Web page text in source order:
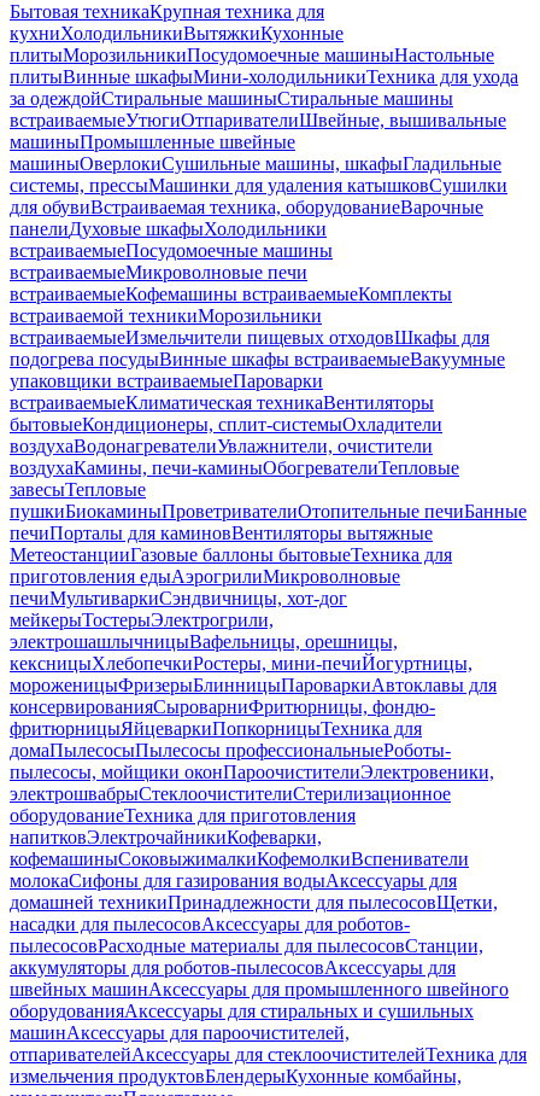
Бытовая техникаКрупная техника для
кухниХолодильникиВытяжкиКухонные
плитыМорозильникиПосудомоечные машиныНастольные
плитыВинные шкафыМини-холодильникиТехника для ухода
за одеждойСтиральные машиныСтиральные машины
встраиваемыеУтюгиОтпаривателиШвейные, вышивальные
машиныПромышленные швейные
машиныОверлокиСушильные машины, шкафыГладильные
системы, прессыМашинки для удаления катышковСушилки
для обувиВстраиваемая техника, оборудованиеВарочные
панелиДуховые шкафыХолодильники
встраиваемыеПосудомоечные машины
встраиваемыеМикроволновые печи
встраиваемыеКофемашины встраиваемыеКомплекты
встраиваемой техникиМорозильники
встраиваемыеИзмельчители пищевых отходовШкафы для
подогрева посудыВинные шкафы встраиваемыеВакуумные
упаковщики встраиваемыеПароварки
встраиваемыеКлиматическая техникаВентиляторы
бытовыеКондиционеры, сплит-системыОхладители
воздухаВодонагревателиУвлажнители, очистители
воздухаКамины, печи-каминыОбогревателиТепловые
завесыТепловые
пушкиБиокаминыПроветривателиОтопительные печиБанные
печиПорталы для каминовВентиляторы вытяжные
МетеостанцииГазовые баллоны бытовыеТехника для
приготовления едыАэрогрилиМикроволновые
печиМультиваркиСэндвичницы, хот-дог
мейкерыТостерыЭлектрогрили,
электрошашлычницыВафельницы, орешницы,
кексницыХлебопечкиРостеры, мини-печиЙогуртницы,
мороженицыФризерыБлинницыПароваркиАвтоклавы для
консервированияСыроварниФритюрницы, фондю-
фритюрницыЯйцеваркиПопкорницыТехника для
домаПылесосыПылесосы профессиональныеРоботы-
пылесосы, мойщики оконПароочистителиЭлектровеники,
электрошвабрыСтеклоочистителиСтерилизационное
оборудованиеТехника для приготовления
напитковЭлектрочайникиКофеварки,
кофемашиныСоковыжималкиКофемолкиВспениватели
молокаСифоны для газирования водыАксессуары для
домашней техникиПринадлежности для пылесосовЩетки,
насадки для пылесосовАксессуары для роботов-
пылесосовРасходные материалы для пылесосовСтанции,
аккумуляторы для роботов-пылесосовАксессуары для
швейных машинАксессуары для промышленного швейного
оборудованияАксессуары для стиральных и сушильных
машинАксессуары для пароочистителей,
отпаривателейАксессуары для стеклоочистителейТехника для
измельчения продуктовБлендерыКухонные комбайны,